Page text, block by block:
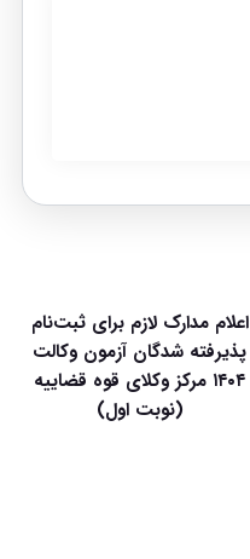
اعلام مدارک لازم برای ثبت‌نام
پذیرفته شدگان آزمون وکالت
۱۴۰۴ مرکز وکلای قوه قضاییه
(نوبت اول)